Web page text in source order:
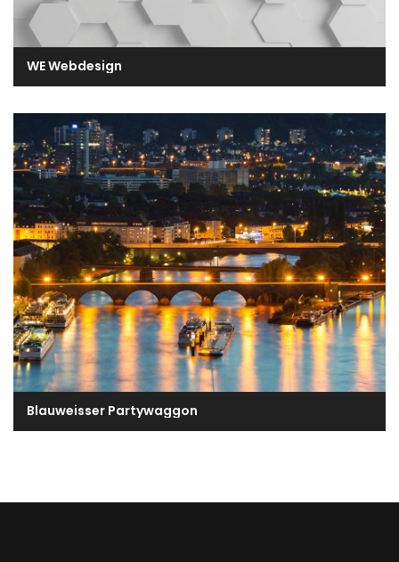
WE Webdesign
Blauweisser Partywaggon